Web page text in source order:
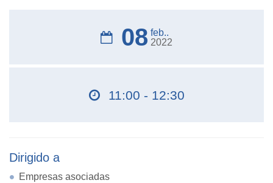
08 feb..
2022
11:00 - 12:30
Dirigido a
Empresas asociadas